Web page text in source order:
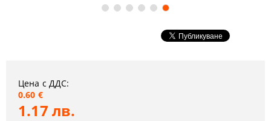
Цена с ДДС:
0.60 €
1.17 лв.